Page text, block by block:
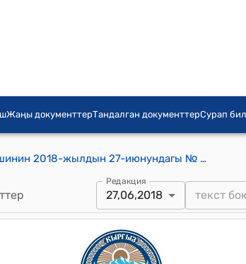
Жаңы документтерТандалган документтерСурап
Кыргыз Республикасынын Жогорку Кеңешинин 2018-жылдын 27-июнундагы № 2520-VI "Экономикалык кылмыштарга каршы күрөшүү чөйрөсүндөгү ыйгарым укуктуу орган жөнүндө" Кыргыз Республикасынын Мыйзамын кабыл алуу тууралуу" токтому
Редакция
27,06,2018